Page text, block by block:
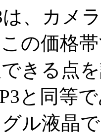
、カメ
の価格
きる点
と同等
ル液晶